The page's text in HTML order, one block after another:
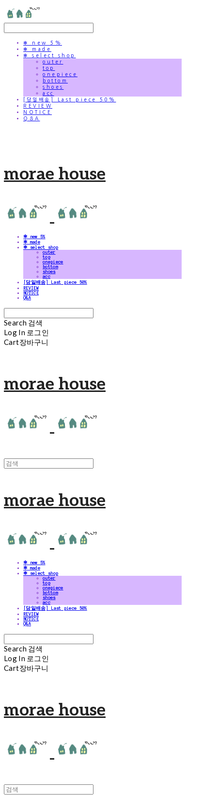
✻ new 5%
✻ made
✻ select shop
outer
top
onepiece
bottom
shoes
acc
[당일배송] Last piece 50%
REVIEW
NOTICE
Q&A
morae house
✻ new 5%
✻ made
✻ select shop
outer
top
onepiece
bottom
shoes
acc
[당일배송] Last piece 50%
REVIEW
NOTICE
Q&A
Search 검색
Log In 로그인
Cart장바구니
morae house
morae house
✻ new 5%
✻ made
✻ select shop
outer
top
onepiece
bottom
shoes
acc
[당일배송] Last piece 50%
REVIEW
NOTICE
Q&A
Search 검색
Log In 로그인
Cart장바구니
morae house